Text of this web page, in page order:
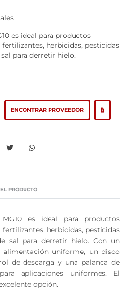
es ideal para productos
herbicidas, pesticidas
para derretir hielo.
ENCONTRAR PROVEEDOR
PRODUCTO
es ideal para productos
herbicidas, pesticidas
sal para derretir hielo. Con un
uniforme, un disco
de descarga y una palanca de
aplicaciones uniformes. El
opción.